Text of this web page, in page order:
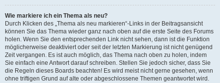
Wie markiere ich ein Thema als neu?
Durch Klicken des „Thema als neu markieren“-Links in der Beitragsansicht
können Sie das Thema wieder ganz nach oben auf die erste Seite des Forums
holen. Wenn Sie den entsprechenden Link nicht sehen, dann ist die Funktion
möglicherweise deaktiviert oder seit der letzten Markierung ist nicht genügend
Zeit vergangen. Es ist auch möglich, das Thema nach oben zu holen, indem
Sie einfach eine Antwort darauf schreiben. Stellen Sie jedoch sicher, dass Sie
die Regeln dieses Boards beachten! Es wird meist nicht gerne gesehen, wenn
ohne triftigen Grund auf alte oder abgeschlossene Themen geantwortet wird.